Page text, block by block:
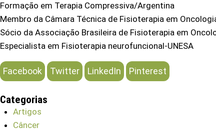
Formação em Terapia Compressiva/Argentina
Membro da Câmara Técnica de Fisioterapia em
Sócio da Associação Brasileira de Fisioterapia em
Especialista em Fisioterapia neurofuncional-UNESA
Facebook Twitter LinkedIn Pinterest
Categorias
Artigos
Câncer